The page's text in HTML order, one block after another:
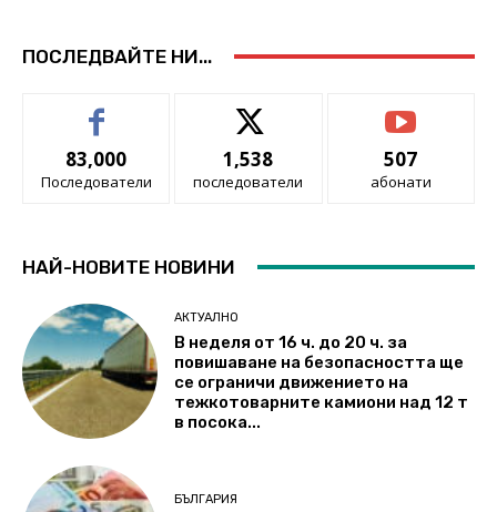
ПОСЛЕДВАЙТЕ НИ...
83,000
Последователи
1,538
последователи
507
абонати
НАЙ-НОВИТЕ НОВИНИ
АКТУАЛНО
В неделя от 16 ч. до 20 ч. за
повишаване на безопасността ще
се ограничи движението на
тежкотоварните камиони над 12 т
в посока...
БЪЛГАРИЯ